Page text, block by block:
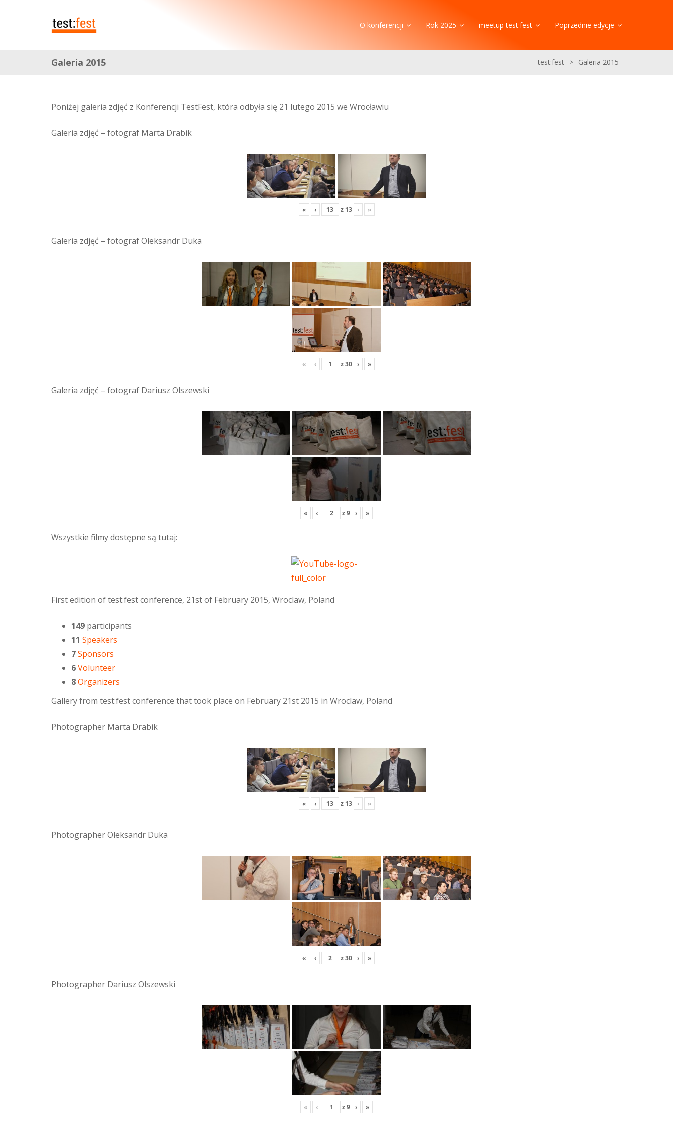
O konferencji Rok 2025 meetup test:fest Poprzednie edycje
Galeria 2015 test:fest > Galeria 2015
Poniżej galeria zdjęć z Konferencji TestFest, która odbyła się 21 lutego 2015 we Wrocławiu
Galeria zdjęć – fotograf Marta Drabik
« ‹ z 13 › »
Galeria zdjęć – fotograf Oleksandr Duka
« ‹ z30 › »
Galeria zdjęć – fotograf Dariusz Olszewski
« ‹ z9 › »
Wszystkie filmy dostępne są tutaj:
First edition of test:fest conference, 21st of February 2015, Wroclaw, Poland
149 participants
11 Speakers
7Sponsors
6Volunteer
8Organizers
Gallery from test:fest conference that took place on February 21st 2015 in Wroclaw, Poland
Photographer Marta Drabik
« ‹ z 13 › »
Photographer Oleksandr Duka
« ‹ z30 › »
Photographer Dariusz Olszewski
« ‹ z9 › »